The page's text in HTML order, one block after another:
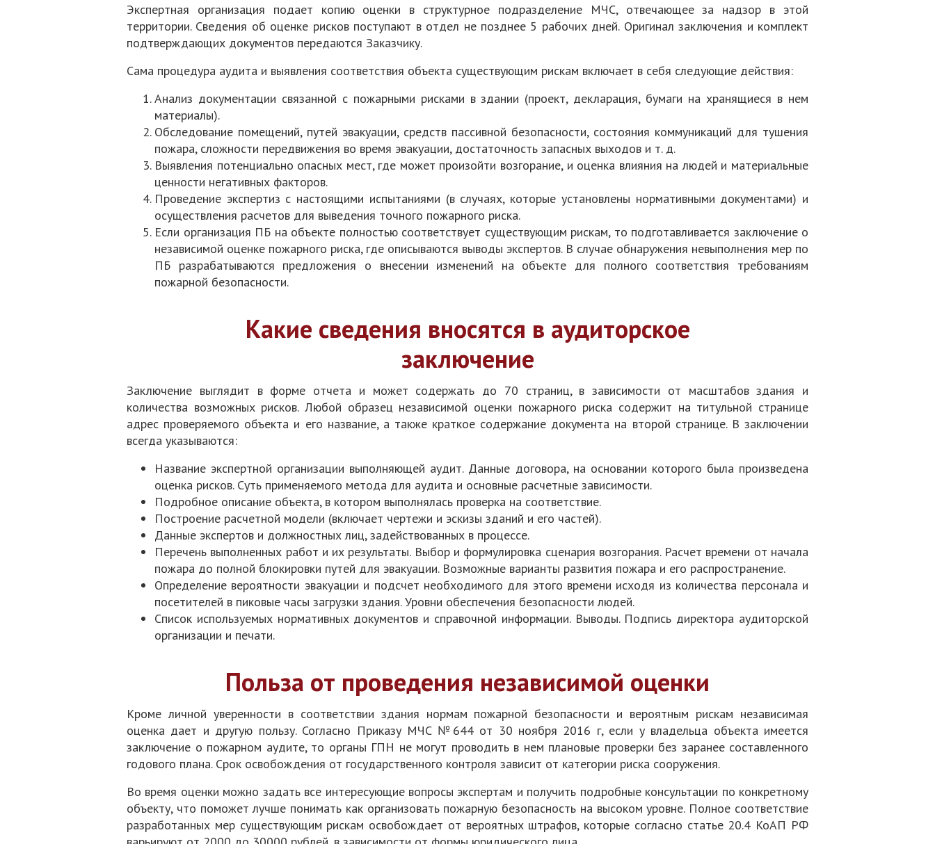
Экспертная организация подает копию оценки в структурное подразделение МЧС, отвечающее за надзор в этой
территории. Сведения об оценке рисков поступают в отдел не позднее 5 рабочих дней. Оригинал заключения и комплект
подтверждающих документов передаются Заказчику.
Сама процедура аудита и выявления соответствия объекта существующим рискам включает в себя следующие действия:
Анализ документации связанной с пожарными рисками в здании (проект, декларация, бумаги на хранящиеся в нем
материалы).
Обследование помещений, путей эвакуации, средств пассивной безопасности, состояния коммуникаций для тушения
пожара, сложности передвижения во время эвакуации, достаточность запасных выходов и т. д.
Выявления потенциально опасных мест, где может произойти возгорание, и оценка влияния на людей и материальные
ценности негативных факторов.
Проведение экспертиз с настоящими испытаниями (в случаях, которые установлены нормативными документами) и
осуществления расчетов для выведения точного пожарного риска.
Если организация ПБ на объекте полностью соответствует существующим рискам, то подготавливается заключение о
независимой оценке пожарного риска, где описываются выводы экспертов. В случае обнаружения невыполнения мер по
ПБ разрабатываются предложения о внесении изменений на объекте для полного соответствия требованиям
пожарной безопасности.
Какие сведения вносятся в аудиторское
заключение
Заключение выглядит в форме отчета и может содержать до 70 страниц, в зависимости от масштабов здания и
количества возможных рисков. Любой образец независимой оценки пожарного риска содержит на титульной странице
адрес проверяемого объекта и его название, а также краткое содержание документа на второй странице. В заключении
всегда указываются:
Название экспертной организации выполняющей аудит. Данные договора, на основании которого была произведена
оценка рисков. Суть применяемого метода для аудита и основные расчетные зависимости.
Подробное описание объекта, в котором выполнялась проверка на соответствие.
Построение расчетной модели (включает чертежи и эскизы зданий и его частей).
Данные экспертов и должностных лиц, задействованных в процессе.
Перечень выполненных работ и их результаты. Выбор и формулировка сценария возгорания. Расчет времени от начала
пожара до полной блокировки путей для эвакуации. Возможные варианты развития пожара и его распространение.
Определение вероятности эвакуации и подсчет необходимого для этого времени исходя из количества персонала и
посетителей в пиковые часы загрузки здания. Уровни обеспечения безопасности людей.
Список используемых нормативных документов и справочной информации. Выводы. Подпись директора аудиторской
организации и печати.
Польза от проведения независимой оценки
Кроме личной уверенности в соответствии здания нормам пожарной безопасности и вероятным рискам независимая
оценка дает и другую пользу. Согласно Приказу МЧС №644 от 30 ноября 2016 г, если у владельца объекта имеется
заключение о пожарном аудите, то органы ГПН не могут проводить в нем плановые проверки без заранее составленного
годового плана. Срок освобождения от государственного контроля зависит от категории риска сооружения.
Во время оценки можно задать все интересующие вопросы экспертам и получить подробные консультации по конкретному
объекту, что поможет лучше понимать как организовать пожарную безопасность на высоком уровне. Полное соответствие
разработанных мер существующим рискам освобождает от вероятных штрафов, которые согласно статье 20.4 КоАП РФ